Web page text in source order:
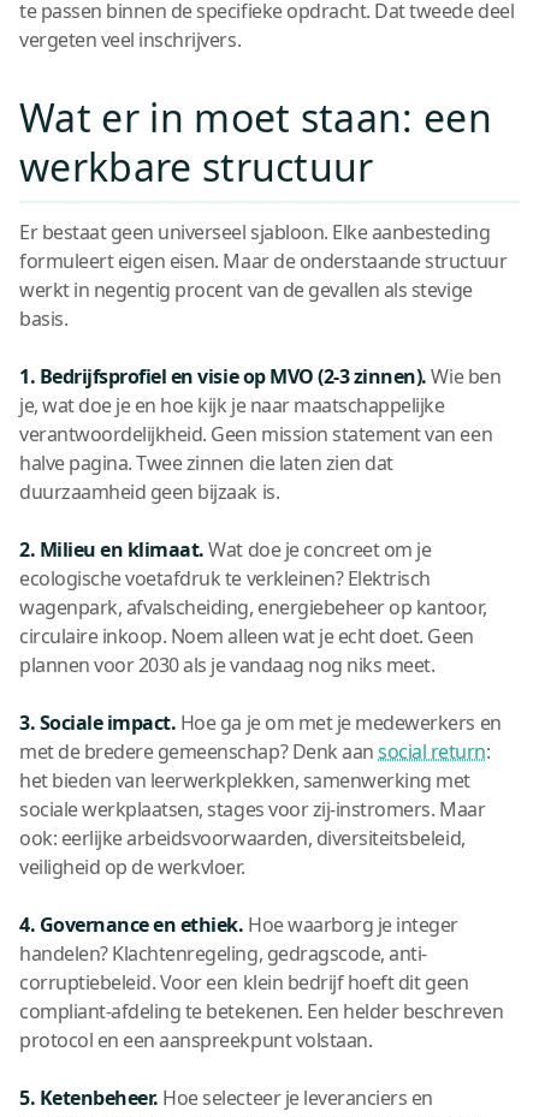
te passen binnen de specifieke opdracht. Dat tweede deel
vergeten veel inschrijvers.
Wat er in moet staan: een
werkbare structuur
Er bestaat geen universeel sjabloon. Elke aanbesteding
formuleert eigen eisen. Maar de onderstaande structuur
werkt in negentig procent van de gevallen als stevige
basis.
1. Bedrijfsprofiel en visie op MVO (2-3 zinnen).Wie ben
je, wat doe je en hoe kijk je naar maatschappelijke
verantwoordelijkheid. Geen mission statement van een
halve pagina. Twee zinnen die laten zien dat
duurzaamheid geen bijzaak is.
2. Milieu en klimaat.Wat doe je concreet om je
ecologische voetafdruk te verkleinen? Elektrisch
wagenpark, afvalscheiding, energiebeheer op kantoor,
circulaire inkoop. Noem alleen wat je echt doet. Geen
plannen voor 2030 als je vandaag nog niks meet.
3. Sociale impact. Hoe ga je om met je medewerkers en
met de bredere gemeenschap? Denk aansocial return:
het bieden van leerwerkplekken, samenwerking met
sociale werkplaatsen, stages voor zij-instromers. Maar
ook: eerlijke arbeidsvoorwaarden, diversiteitsbeleid,
veiligheid op de werkvloer.
4. Governance en ethiek. Hoe waarborg je integer
handelen? Klachtenregeling, gedragscode, anti-
corruptiebeleid. Voor een klein bedrijf hoeft dit geen
compliant-afdeling te betekenen. Een helder beschreven
protocol en een aanspreekpunt volstaan.
5. Ketenbeheer. Hoe selecteer je leveranciers en